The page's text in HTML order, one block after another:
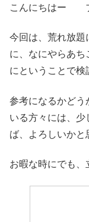
こんにちはー ブ
今回は、荒れ放題
に、なにやらあ
にということで検
参考になるかどう
いる方々には、少
ば、よろしいかと
お暇な時にでも、